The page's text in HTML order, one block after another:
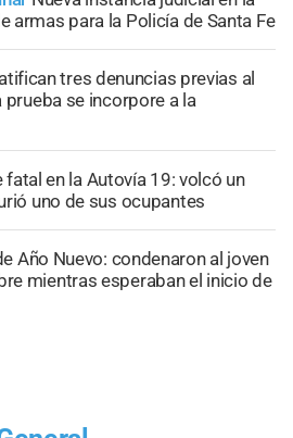
armas para la Policía de Santa Fe
tres denuncias previas al
prueba se incorpore a la
en la Autovía 19: volcó un
uno de sus ocupantes
Año Nuevo: condenaron al joven
mientras esperaban el inicio de